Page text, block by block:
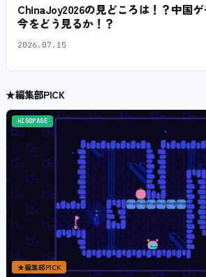
ChinaJoy2026の見どころは！？中国
今をどう見るか！？
2026.07.15
★編集部PICK
HIGOPAGE
★編集部PICK